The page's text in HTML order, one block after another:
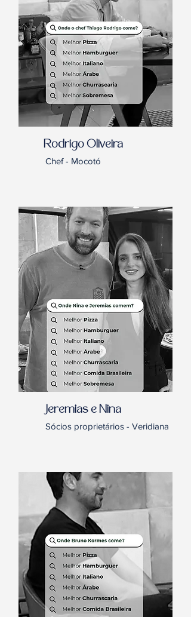
Rodrigo Oliveira
Chef - Mocotó
Jeremias e Nina
Sócios proprietários - Veridiana